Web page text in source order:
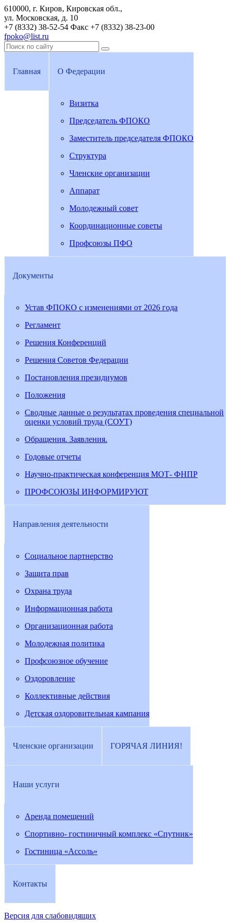
610000, г. Киров, Кировская обл.,
ул. Московская, д. 10
+7 (8332) 38-52-54 Факс +7 (8332) 38-23-00
fpoko@list.ru
Главная О Федерации
Визитка
Председатель ФПОКО
Заместитель председателя ФПОКО
Структура
Членские организации
Аппарат
Молодежный совет
Координационные советы
Профсоюзы ПФО
Документы
Устав ФПОКО с изменениями от 2026 года
Регламент
Решения Конференций
Решения Советов Федерации
Постановления президиумов
Положения
Сводные данные о результатах проведения специальной
оценки условий труда (СОУТ)
Обращения. Заявления.
Годовые отчеты
Научно-практическая конференция МОТ- ФНПР
ПРОФСОЮЗЫ ИНФОРМИРУЮТ
Направления деятельности
Социальное партнерство
Защита прав
Охрана труда
Информационная работа
Организационная работа
Молодежная политика
Профсоюзное обучение
Оздоровление
Коллективные действия
Детская оздоровительная кампания
Членские организации ГОРЯЧАЯ ЛИНИЯ!
Наши услуги
Аренда помещений
Спортивно- гостиничный комплекс «Спутник»
Гостиница «Ассоль»
Контакты
Версия для слабовидящих